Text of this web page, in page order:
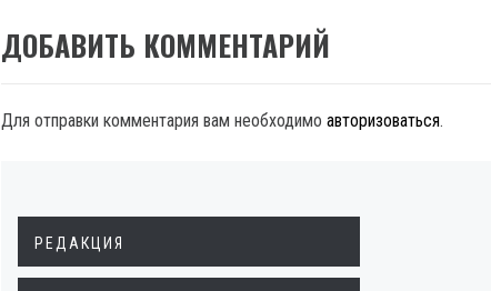
ДОБАВИТЬ КОММЕНТАРИЙ
Для отправки комментария вам необходимо авторизоваться.
РЕДАКЦИЯ